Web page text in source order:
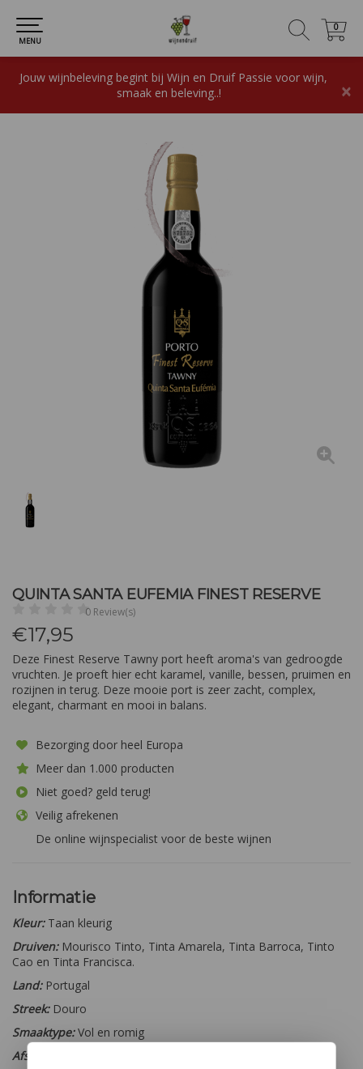
0
0
MENU
Jouw wijnbeleving begint bij Wijn en Druif Passie voor wijn,
smaak en beleving..!
×
QUINTA SANTA EUFEMIA FINEST RESERVE
0 Review(s)
€17,95
Deze Finest Reserve Tawny port heeft aroma's van gedroogde
vruchten. Je proeft hier echt karamel, vanille, bessen, pruimen en
rozijnen in terug. Deze mooie port is zeer zacht, complex,
elegant, charmant en mooi in balans.
Bezorging door heel Europa
Meer dan 1.000 producten
Niet goed? geld terug!
Veilig afrekenen
De online wijnspecialist voor de beste wijnen
Informatie
Kleur: Taan kleurig
Druiven:Mourisco Tinto, Tinta Amarela, Tinta Barroca, Tinto
Cao en Tinta Francisca.
Land:Portugal
Streek:Douro
Smaaktype:Vol en romig
Afsluiting: